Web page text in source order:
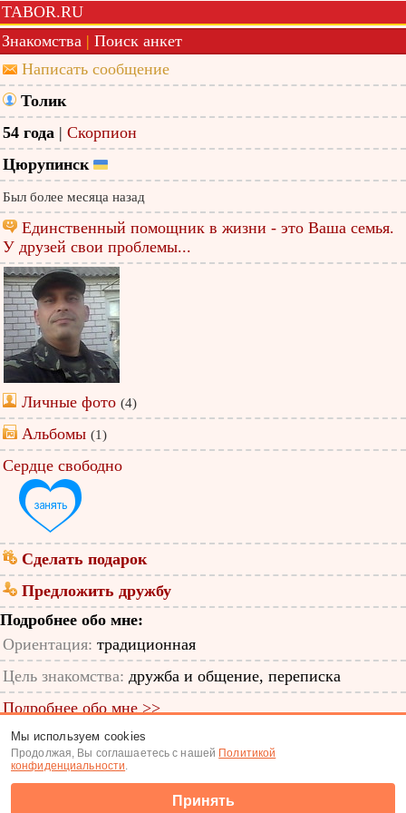
TABOR.RU
Знакомства | Поиск анкет
Написать сообщение
Толик
54 года | Скорпион
Цюрупинск
Был более месяца назад
Единственный помощник в жизни - это Ваша семья.
У друзей свои проблемы...
Личные фото (4)
Альбомы (1)
Сердце свободно
Сделать подарок
Предложить дружбу
Подробнее обо мне:
Ориентация: традиционная
Цель знакомства: дружба и общение, переписка
Подробнее обо мне >>
ID анкеты: 12352865
Знакомства|Поиск анкет
Мы используем cookies
Продолжая, Вы соглашаетесь с нашей Политикой
конфиденциальности.
Принять